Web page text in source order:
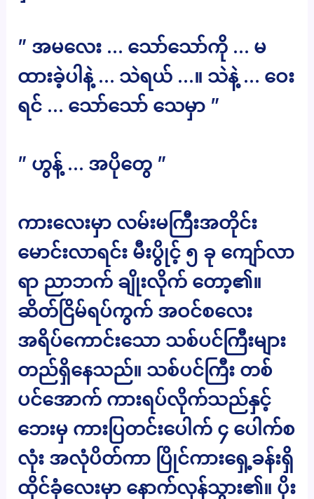
” အမလေး … သော်သော်ကို … မ
ထားခဲ့ပါနဲ့ … သဲရယ် …။ သဲနဲ့ … ဝေး
ရင် … သော်သော် သေမှာ ”
” ဟွန့် … အပိုတွေ ”
ကားလေးမှာ လမ်းမကြီးအတိုင်း
မောင်းလာရင်း မီးပွိုင့် ၅ ခု ကျော်လာ
ရာ ညာဘက် ချိုးလိုက် တော့၏။
ဆိတ်ငြိမ်ရပ်ကွက် အဝင်စလေး
အရိပ်ကောင်းသော သစ်ပင်ကြီးများ
တည်ရှိနေသည်။ သစ်ပင်ကြီး တစ်
ပင်အောက် ကားရပ်လိုက်သည်နှင့်
ဘေးမှ ကားပြတင်းပေါက် ၄ ပေါက်စ
လုံး အလုံပိတ်ကာ ပြိုင်ကားရှေ့ခန်းရှိ
ထိုင်ခုံလေးမှာ နောက်လှန်သွား၏။ ပိုး